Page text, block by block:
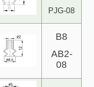
PJG-08
B8
AB2-
08